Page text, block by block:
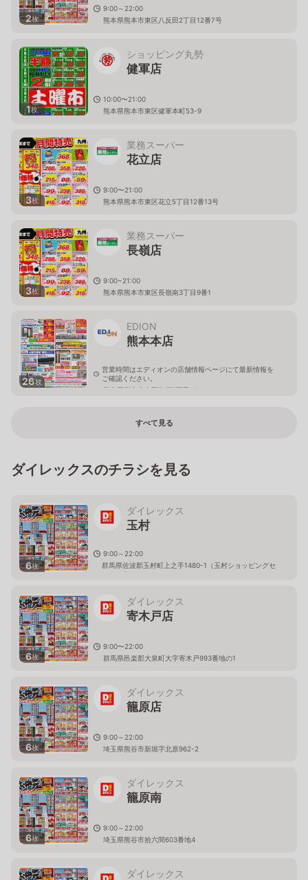
2枚
9:00～22:00
熊本県熊本市東区八反田2丁目12番7号
1枚
ショッピング丸勢
健軍店
10:00〜21:00
熊本県熊本市東区健軍本町53-9
3枚
業務スーパー
花立店
9:00〜21:00
熊本県熊本市東区花立5丁目12番13号
3枚
業務スーパー
長嶺店
9:00~21:00
熊本県熊本市東区長嶺南3丁目9番1
26枚
EDION
熊本本店
営業時間はエディオンの店舗情報ページにて最新情報を
ご確認ください。
熊本県熊本市東区御領3丁目18-1
すべて見る
ダイレックスのチラシを見る
6枚
ダイレックス
玉村
9:00～22:00
群馬県佐波郡玉村町上之手1480-1（玉村ショッピングセ
ンター内）
6枚
ダイレックス
寄木戸店
9:00〜22:00
群馬県邑楽郡大泉町大字寄木戸993番地の1
6枚
ダイレックス
籠原店
9:00～22:00
埼玉県熊谷市新堀字北原962-2
6枚
ダイレックス
籠原南
9:00～22:00
埼玉県熊谷市拾六間603番地4
ダイレックス